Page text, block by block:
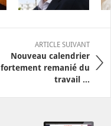
ARTICLE SUIVANT
Nouveau calendrier
fortement remanié du
travail ...